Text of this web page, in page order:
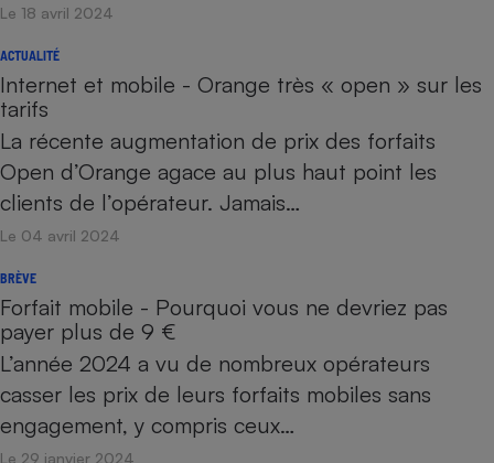
Le 18 avril 2024
ACTUALITÉ
Internet et mobile - Orange très « open » sur les
tarifs
La récente augmentation de prix des forfaits
Open d’Orange agace au plus haut point les
clients de l’opérateur. Jamais…
Le 04 avril 2024
BRÈVE
Forfait mobile - Pourquoi vous ne devriez pas
payer plus de 9 €
L’année 2024 a vu de nombreux opérateurs
casser les prix de leurs forfaits mobiles sans
engagement, y compris ceux…
Le 29 janvier 2024